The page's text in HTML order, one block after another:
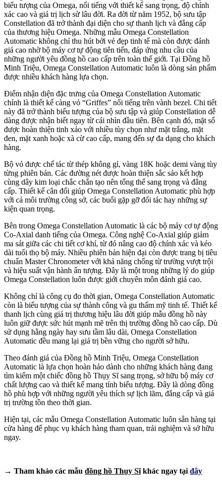
biểu tượng của Omega, nổi tiếng với thiết kế sang trọng, độ chính
xác cao và giá trị lịch sử lâu đời. Ra đời từ năm 1952, bộ sưu tập
Constellation đã trở thành đại diện cho sự thanh lịch và đẳng cấp
của thương hiệu Omega. Những mẫu Omega Constellation
Automatic không chỉ thu hút bởi vẻ đẹp tinh tế mà còn được đánh
giá cao nhờ bộ máy cơ tự động tiên tiến, đáp ứng nhu cầu của
những người yêu đồng hồ cao cấp trên toàn thế giới. Tại Đồng hồ
Minh Triệu, Omega Constellation Automatic luôn là dòng sản phẩm
được nhiều khách hàng lựa chọn.
Điểm nhận diện đặc trưng của Omega Constellation Automatic
chính là thiết kế càng vỏ “Griffes” nổi tiếng trên vành bezel. Chi tiết
này đã trở thành biểu tượng của bộ sưu tập và giúp Constellation dễ
dàng được nhận biết ngay từ cái nhìn đầu tiên. Bên cạnh đó, mặt số
được hoàn thiện tinh xảo với nhiều tùy chọn như mặt trắng, mặt
đen, mặt xanh hoặc xà cừ cao cấp, mang đến sự đa dạng cho khách
hàng.
Bộ vỏ được chế tác từ thép không gỉ, vàng 18K hoặc demi vàng tùy
từng phiên bản. Các đường nét được hoàn thiện sắc sảo kết hợp
cùng dây kim loại chắc chắn tạo nên tổng thể sang trọng và đẳng
cấp. Thiết kế cân đối giúp Omega Constellation Automatic phù hợp
với cả môi trường công sở, các buổi gặp gỡ đối tác hay những sự
kiện quan trọng.
Bên trong Omega Constellation Automatic là các bộ máy cơ tự động
Co-Axial danh tiếng của Omega. Công nghệ Co-Axial giúp giảm
ma sát giữa các chi tiết cơ khí, từ đó nâng cao độ chính xác và kéo
dài tuổi thọ bộ máy. Nhiều phiên bản hiện đại còn được trang bị tiêu
chuẩn Master Chronometer với khả năng chống từ trường vượt trội
và hiệu suất vận hành ấn tượng. Đây là một trong những lý do giúp
Omega Constellation luôn được giới chuyên môn đánh giá cao.
Không chỉ là công cụ đo thời gian, Omega Constellation Automatic
còn là biểu tượng của sự thành công và gu thẩm mỹ tinh tế. Thiết kế
thanh lịch cùng giá trị thương hiệu lâu đời giúp mẫu đồng hồ này
luôn giữ được sức hút mạnh mẽ trên thị trường đồng hồ cao cấp. Dù
sử dụng hằng ngày hay sưu tầm lâu dài, Omega Constellation
Automatic đều mang lại giá trị bền vững cho người sở hữu.
Theo đánh giá của Đồng hồ Minh Triệu, Omega Constellation
Automatic là lựa chọn hoàn hảo dành cho những khách hàng đang
tìm kiếm một chiếc đồng hồ Thụy Sĩ sang trọng, sở hữu bộ máy cơ
chất lượng cao và thiết kế mang tính biểu tượng. Đây là dòng đồng
hồ phù hợp với những người yêu thích sự lịch lãm, đẳng cấp và giá
trị trường tồn theo thời gian.
Hiện tại, các mẫu Omega Constellation Automatic luôn sẵn hàng tại
cửa hàng để phục vụ khách hàng tham quan, trải nghiệm và sở hữu
ngay.
→ Tham khảo các mẫu đồng hồ Thụy Sĩkhác ngay tại đây